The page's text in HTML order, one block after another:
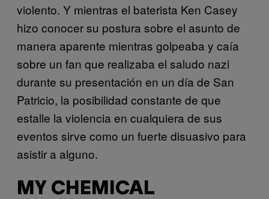
violento. Y mientras el baterista Ken Casey
hizo conocer su postura sobre el asunto de
manera aparente mientras golpeaba y caía
sobre un fan que realizaba el saludo nazi
durante su presentación en un día de San
Patricio, la posibilidad constante de que
estalle la violencia en cualquiera de sus
eventos sirve como un fuerte disuasivo para
asistir a alguno.
MY CHEMICAL